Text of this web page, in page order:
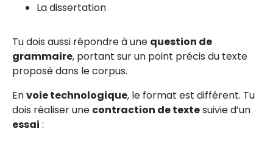
La dissertation
Tu dois aussi répondre à une question de
grammaire, portant sur un point précis du texte
proposé dans le corpus.
Envoie technologique, le format est différent. Tu
dois réaliser une contraction de textesuivie d’un
essai :